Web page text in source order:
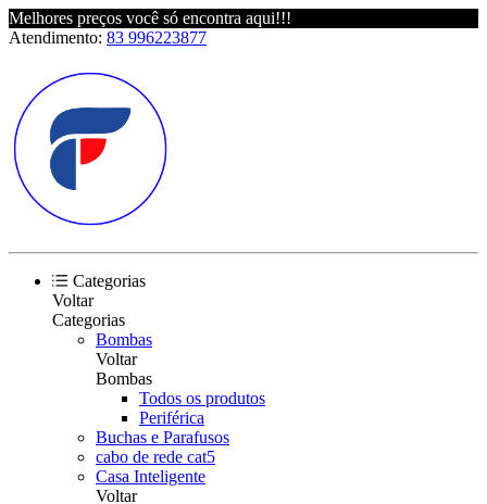
Melhores preços você só encontra aqui!!!
Atendimento: 83 996223877
Categorias
Voltar
Categorias
Bombas
Voltar
Bombas
Todos os produtos
Periférica
Buchas e Parafusos
cabo de rede cat5
Casa Inteligente
Voltar